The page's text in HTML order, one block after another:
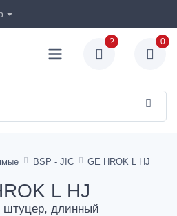
? 0
BSP - JIC GE HROK L HJ
L HJ
штуцер, длинный